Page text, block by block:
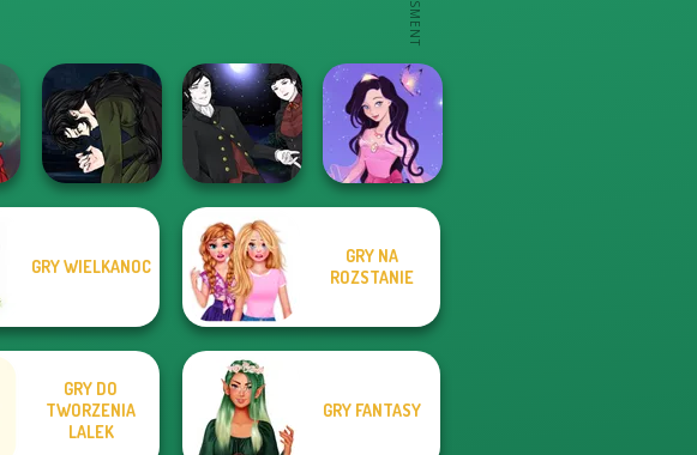
Vampire Hunter
Manga Creator
Vampire Hunter
P...
Dress up Azalea
5
GRY WIELKANOC
GRY NA
ROZSTANIE
GRY DO
TWORZENIA
LALEK
GRY FANTASY